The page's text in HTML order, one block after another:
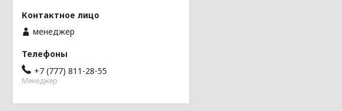
менеджер
+7 (777) 811-28-55
Менеджер